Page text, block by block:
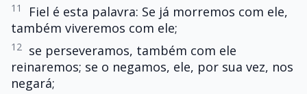
11
Fiel é esta palavra: Se já morremos com ele,
também viveremos com ele;
12
se perseveramos, também com ele
reinaremos; se o negamos, ele, por sua vez, nos
negará;